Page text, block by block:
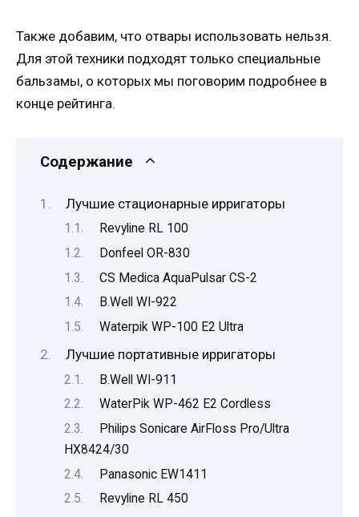
Также добавим, что отвары использовать нельзя.
Для этой техники подходят только специальные
бальзамы, о которых мы поговорим подробнее в
конце рейтинга.
Содержание
Лучшие стационарные ирригаторы
Revyline RL 100
Donfeel OR-830
CS Medica AquaPulsar CS-2
B.Well WI-922
Waterpik WP-100 E2 Ultra
Лучшие портативные ирригаторы
B.Well WI-911
WaterPik WP-462 E2 Cordless
Philips Sonicare AirFloss Pro/Ultra
HX8424/30
Panasonic EW1411
Revyline RL 450